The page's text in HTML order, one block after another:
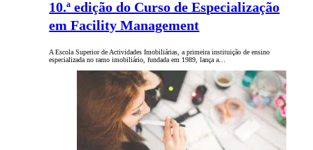
10.ª edição do Curso de Especialização
em Facility Management
A Escola Superior de Actividades Imobiliárias, a primeira instituição de ensino
especializada no ramo imobiliário, fundada em 1989, lança a…